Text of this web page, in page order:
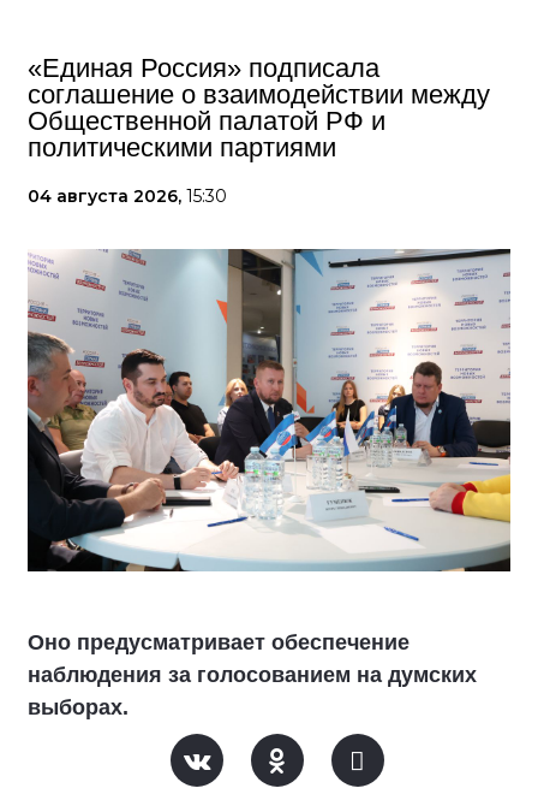
«Единая Россия» подписала
соглашение о взаимодействии между
Общественной палатой РФ и
политическими партиями
04 августа 2026, 15:30
Оно предусматривает обеспечение
наблюдения за голосованием на думских
выборах.